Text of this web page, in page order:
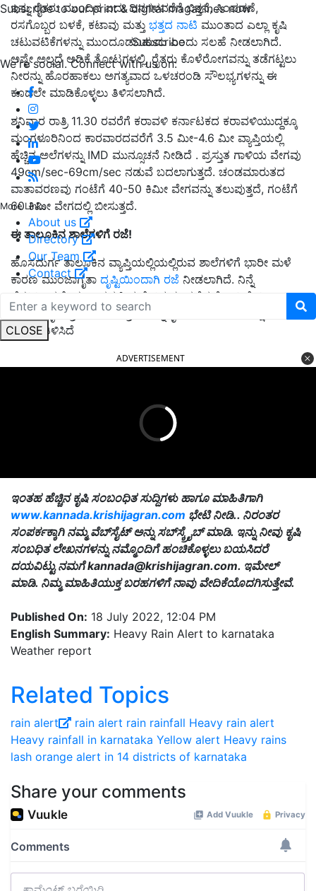
Subscribe to our print & digital magazines now
Subscribe
We're social. Connect with us on:
More Links
About us
Directory
Our Team
Contact
CLOSE
ಇನ್ನು ರೈತರು ಮುಂದಿನ ಐದು ದಿನಗಳವರೆಗೆ ಬಿತ್ತನೆ, ಸಿಂಪಡಣೆ,
ರಸಗೊಬ್ಬರ ಬಳಕೆ, ಕಟಾವು ಮತ್ತು ಭತ್ತದ ನಾಟಿ ಮುಂತಾದ ಎಲ್ಲಾ ಕೃಷಿ
ಚಟುವಟಿಕೆಗಳನ್ನು ಮುಂದೂಡಬಹುದು ಎಂದು ಸಲಹೆ ನೀಡಲಾಗಿದೆ.
ಅಷ್ಟೇ ಅಲ್ಲದೆ ಅಡಿಕೆ ತೋಟಗಳಲ್ಲಿ, ರೈತರು ಕೊಳೆರೋಗವನ್ನು ತಡೆಗಟ್ಟಲು
ನೀರನ್ನು ಹೊರಹಾಕಲು ಅಗತ್ಯವಾದ ಒಳಚರಂಡಿ ಸೌಲಭ್ಯಗಳನ್ನು ಈ
ಕೂಡಲೇ ಮಾಡಿಕೊಳ್ಳಲು ತಿಳಿಸಲಾಗಿದೆ.
ಶನಿವಾರ ರಾತ್ರಿ 11.30 ರವರೆಗೆ ಕರಾವಳಿ ಕರ್ನಾಟಕದ ಕರಾವಳಿಯುದ್ದಕ್ಕೂ
ಮಂಗಳೂರಿನಿಂದ ಕಾರವಾರದವರೆಗೆ 3.5 ಮೀ-4.6 ಮೀ ವ್ಯಾಪ್ತಿಯಲ್ಲಿ
ಹೆಚ್ಚಿನ ಅಲೆಗಳನ್ನು IMD ಮುನ್ಸೂಚನೆ ನೀಡಿದೆ . ಪ್ರಸ್ತುತ ಗಾಳಿಯ ವೇಗವು
49cm/sec-69cm/sec ನಡುವೆ ಬದಲಾಗುತ್ತದೆ. ಚಂಡಮಾರುತದ
ವಾತಾವರಣವು ಗಂಟೆಗೆ 40-50 ಕಿಮೀ ವೇಗವನ್ನು ತಲುಪುತ್ತದೆ, ಗಂಟೆಗೆ
60 ಕಿಮೀ ವೇಗದಲ್ಲಿ ಬೀಸುತ್ತದೆ.
ಈ ತಾಲೂಕಿನ ಶಾಲೆಗಳಿಗೆ ರಜೆ!
ಹೊಸದುರ್ಗ ತಾಲೂಕಿನ ವ್ಯಾಪ್ತಿಯಲ್ಲಿಯಲ್ಲಿರುವ ಶಾಲೆಗಳಿಗೆ ಭಾರೀ ಮಳೆ
ಕಾರಣ ಮುಂಜಾಗೃತಾ ದೃಷ್ಟಿಯಿಂದಾಗಿ ರಜೆ ನೀಡಲಾಗಿದೆ. ನಿನ್ನೆ
ಬೆಳಗಿನಿಂದಲೇ ಈ ಭಾಗದಲ್ಲಿ ಮಳೆ ಬಿರುಸು ಪಡೆದುಕೊಂಡಿದೆ. ಹೀಗಾಗಿ
ಮುಂಜಾಗೃತಾ ಕ್ರಮವಾಗಿ ಈ ಕ್ರಮವನ್ನು ಕೈಗೊಂಡಿರುವುದಾಗಿ ಶಿಕ್ಷಣ
ಇಲಾಖೆ ತಿಳಿಸಿದೆ
ADVERTISEMENT
ಇಂತಹ ಹೆಚ್ಚಿನ ಕೃಷಿ ಸಂಬಂಧಿತ ಸುದ್ದಿಗಳು ಹಾಗೂ ಮಾಹಿತಿಗಾಗಿ
www.kannada.krishijagran.com ಭೇಟಿ ನೀಡಿ.. ನಿರಂತರ
ಸಂಪರ್ಕಕ್ಕಾಗಿ ನಮ್ಮ ವೆಬ್‌ಸೈಟ್‌ ಅನ್ನು ಸಬ್‌ಸ್ಕ್ರೈಬ್‌ ಮಾಡಿ. ಇನ್ನು ನೀವು ಕೃಷಿ
ಸಂಬಧಿತ ಲೇಖನಗಳನ್ನು ನಮ್ಮೊಂದಿಗೆ ಹಂಚಿಕೊಳ್ಳಲು ಬಯಸಿದರೆ
ದಯವಿಟ್ಟು ನಮಗೆkannada@krishijagran.com. ಇಮೇಲ್
ಮಾಡಿ. ನಿಮ್ಮ ಮಾಹಿತಿಯುಕ್ತ ಬರಹಗಳಿಗೆ ನಾವು ವೇದಿಕೆಯೊದಗಿಸುತ್ತೇವೆ.
Published On: 18 July 2022, 12:04 PM
English Summary: Heavy Rain Alert to karnataka
Weather report
Related Topics
rain alert rain alert rain rainfall Heavy rain alert
Heavy rainfall in karnataka Yellow alert Heavy rains
lash orange alert in 14 districts of karnataka
Share your comments